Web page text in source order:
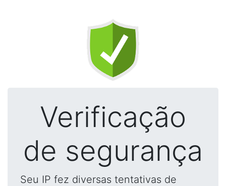
Verificação
de segurança
Seu IP fez diversas tentativas de